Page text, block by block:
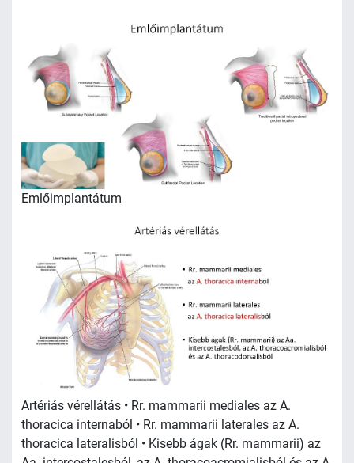
Emlőimplantátum
Artériás vérellátás • Rr. mammarii mediales az A.
thoracica internaból • Rr. mammarii laterales az A.
thoracica lateralisból • Kisebb ágak (Rr. mammarii) az